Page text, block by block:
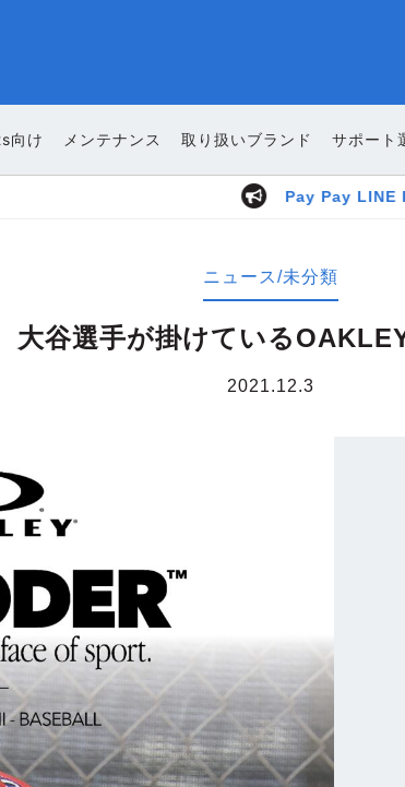
向け メンテナンス 取り扱いブランド サポート
ニュース/未分類
大谷選手が掛けている
2021.12.3